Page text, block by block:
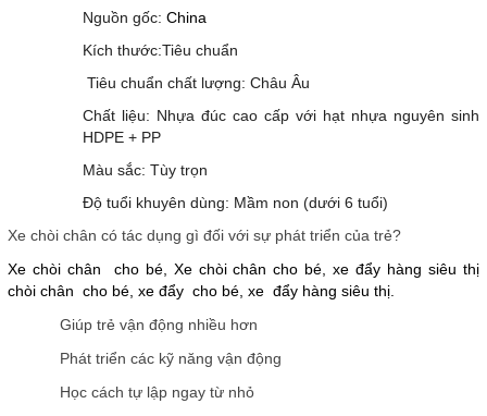
Nguồn gốc: China
Kích thước:Tiêu chuẩn
Tiêu chuẩn chất lượng: Châu Âu
Chất liệu: Nhựa đúc cao cấp với hạt nhựa nguyên sinh
HDPE + PP
Màu sắc: Tùy trọn
Độ tuổi khuyên dùng: Mầm non (dưới 6 tuổi)
Xe chòi chân có tác dụng gì đối với sự phát triển của trẻ?
Xe chòi chân cho bé, Xe chòi chân cho bé, xe đẩy hàng siêu thị
chòi chân cho bé, xe đẩy cho bé, xe đẩy hàng siêu thị.
Giúp trẻ vận động nhiều hơn
Phát triển các kỹ năng vận động
Học cách tự lập ngay từ nhỏ